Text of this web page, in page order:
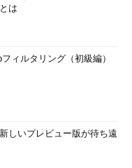
は
ィルタリング（初級編）
しいプレビュー版が待ち遠